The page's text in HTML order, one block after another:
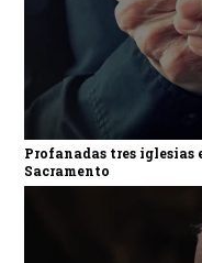
Profanadas tres iglesias
Sacramento